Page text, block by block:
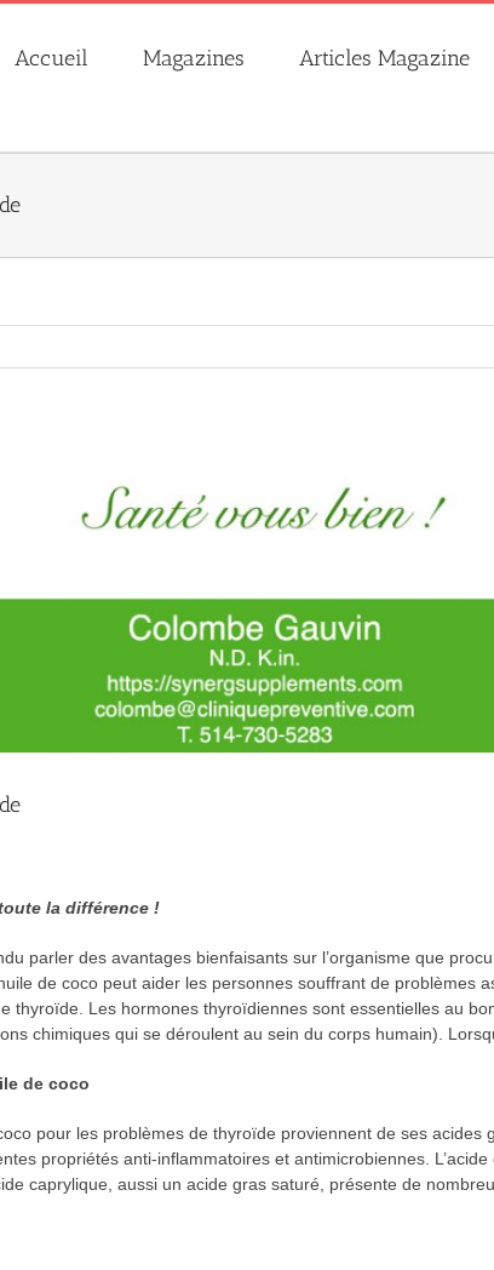
Accueil Magazines Articles Magazine
la différence !
parler des avantages bienfaisants sur l’organisme que
de coco peut aider les personnes souffrant de problèmes
thyroïde. Les hormones thyroïdiennes sont essentielles au
chimiques qui se déroulent au sein du corps humain).
de coco
pour les problèmes de thyroïde proviennent de ses
propriétés anti-inflammatoires et antimicrobiennes.
caprylique, aussi un acide gras saturé, présente de